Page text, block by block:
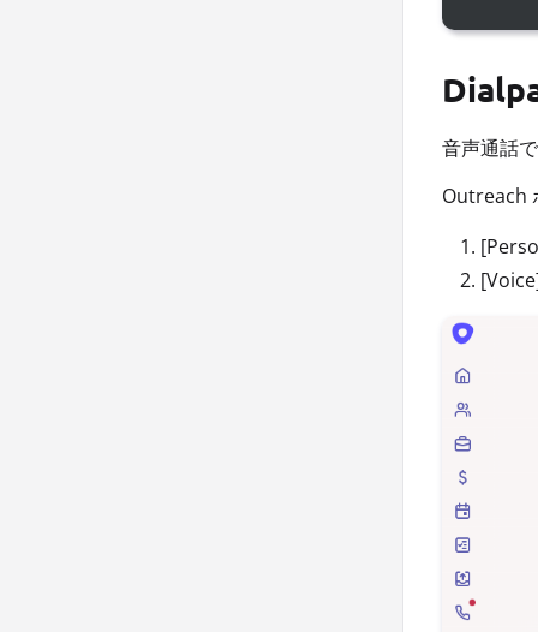
音声通話
Outreach